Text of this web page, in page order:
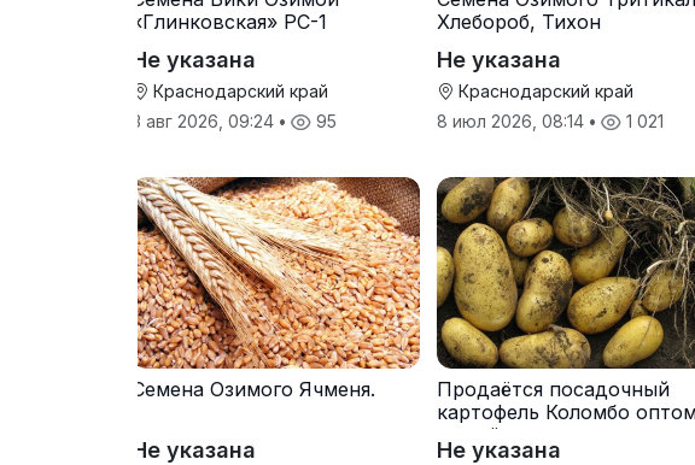
«Глинковская» РС-1
Не указана
Краснодарский край
3 авг 2026, 09:24 • 95
Хлебороб, Тихон
Не указана
Краснодарский край
8 июл 2026, 08:14 • 1 021
Семена Озимого Ячменя.
Не указана
Продаётся посадочный
картофель Коломбо
от трёх тонн
Не указана